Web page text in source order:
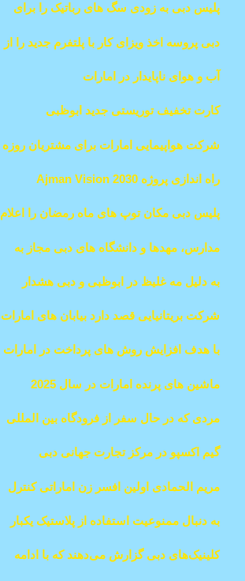
پلیس دبی به زودی سگ های رباتیک را برای
دبی پروسه اخذ ویزای کار با پلتفرم جدید را از
آب و هوای ناپایدار در امارات
کارت تخفیف توریستی جدید ابوظبی
شرکت هواپیمایی امارات برای مشتریان روزه
راه اندازی پروژه Ajman Vision 2030
پلیس دبی مکان توپ های ماه رمضان را اعلام
مدارس، مهدها و دانشگاه های دبی مجاز به
به دلیل مه غلیظ در ابوظبی و دبی هشدار
شرکت بریتانیایی قصد دارد بیابان های امارات
با هدف افزایش روش های پرداخت در امارات
Terrapay با Dubai Duty Free همکاری میکند
ماشین های پرنده امارات در سال 2025
مردی که در حال سفر از فرودگاه بین المللی
دستگیر شد
گیم اکسپو در مرکز تجارت جهانی دبی
مریم الحمادی اولین افسر زن اماراتی کنترل
به دنبال ممنوعیت استفاده از پلاستیک یکبار
دو سال کاهش داد
کلینیک‌های دبی گزارش می‌دهند که با ادامه